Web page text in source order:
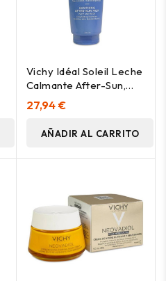
Vichy Idéal Soleil Leche
Calmante After-Sun,
300 Ml
27,94 €
AÑADIR AL CARRITO